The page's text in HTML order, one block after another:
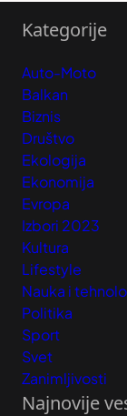
Kategorije
Auto-Moto
Balkan
Biznis
Društvo
Ekologija
Ekonomija
Evropa
Izbori 2023
Kultura
Lifestyle
Nauka i
Politika
Sport
Svet
Zanimljivosti
Najnovije